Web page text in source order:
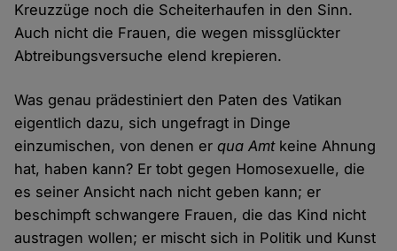
Kreuzzüge noch die Scheiterhaufen in den Sinn.
Auch nicht die Frauen, die wegen missglückter
Abtreibungsversuche elend krepieren.
Was genau prädestiniert den Paten des Vatikan
eigentlich dazu, sich ungefragt in Dinge
einzumischen, von denen erqua Amtkeine Ahnung
hat, haben kann? Er tobt gegen Homosexuelle, die
es seiner Ansicht nach nicht geben kann; er
beschimpft schwangere Frauen, die das Kind nicht
austragen wollen; er mischt sich in Politik und Kunst